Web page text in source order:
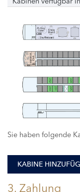
224
225
231
232
233
Sie haben folgende
KABINE
3. Zahlung